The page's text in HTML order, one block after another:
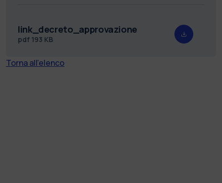
link_decreto_approvazione
pdf 193 KB
Torna all'elenco